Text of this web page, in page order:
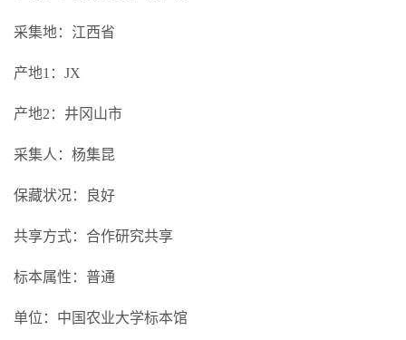
采集地：江西省
产地1：JX
产地2：井冈山市
采集人：杨集昆
保藏状况：良好
共享方式：合作研究共享
标本属性：普通
单位：中国农业大学标本馆